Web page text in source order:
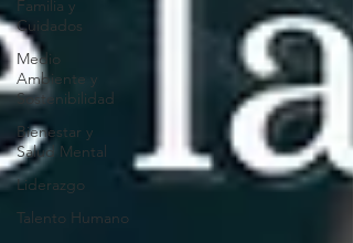
Familia y
Cuidados
Medio
Ambiente y
Sostenibilidad
Bienestar y
Salud Mental
Liderazgo
Talento Humano